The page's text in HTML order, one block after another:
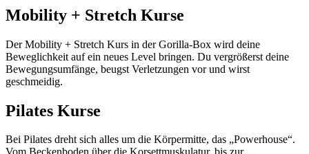
Mobility + Stretch Kurse
Der Mobility + Stretch Kurs in der Gorilla-Box wird deine
Beweglichkeit auf ein neues Level bringen. Du vergrößerst deine
Bewegungsumfänge, beugst Verletzungen vor und wirst
geschmeidig.
Pilates Kurse
Bei Pilates dreht sich alles um die Körpermitte, das „Powerhouse“.